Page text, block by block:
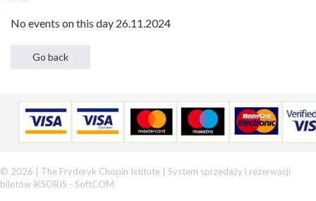
No events on this day 26.11.2024
© 2026 | The Fryderyk Chopin Istitute | System sprzedaży i rezerwacji
biletów iKSORIS - SoftCOM